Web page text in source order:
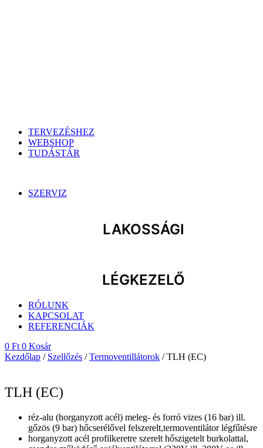
TERVEZÉSHEZ
WEBSHOP
TUDÁSTÁR
SZERVIZ
LAKOSSÁGI
LÉGKEZELŐ
RÓLUNK
KAPCSOLAT
REFERENCIÁK
0 Ft 0 Kosár
Kezdőlap / Szellőzés /Termoventillátorok / TLH (EC)
TLH (EC)
réz-alu (horganyzott acél) meleg- és forró vizes (16 bar) ill.
gőzös (9 bar) hőcserélővel felszerelt,termoventilátor légfűtésre
horganyzott acél profilkeretre szerelt hőszigetelt burkolattal,